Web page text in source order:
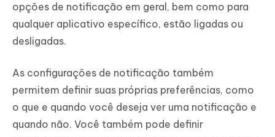
opções de notificação em geral, bem como para
qualquer aplicativo específico, estão ligadas ou
desligadas.
As configurações de notificação também
permitem definir suas próprias preferências, como
o que e quando você deseja ver uma notificação e
quando não. Você também pode definir